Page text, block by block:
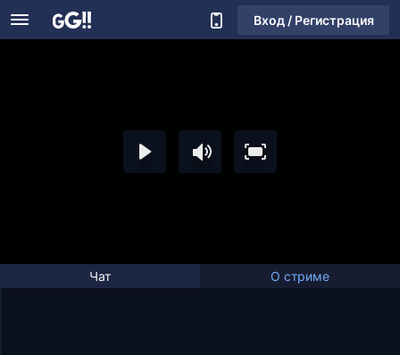
Вход / Регистрация
Чат О стриме